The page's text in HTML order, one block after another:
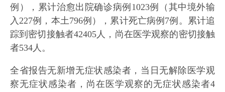
例），累计治愈出院确诊病例1023例（其中境外输
入227例，本土796例），累计死亡病例7例。累计追
踪到密切接触者42405人，尚在医学观察的密切接触
者534人。
全省报告无新增无症状感染者，当日无解除医学观
察无症状感染者，尚在医学观察的无症状感染者4